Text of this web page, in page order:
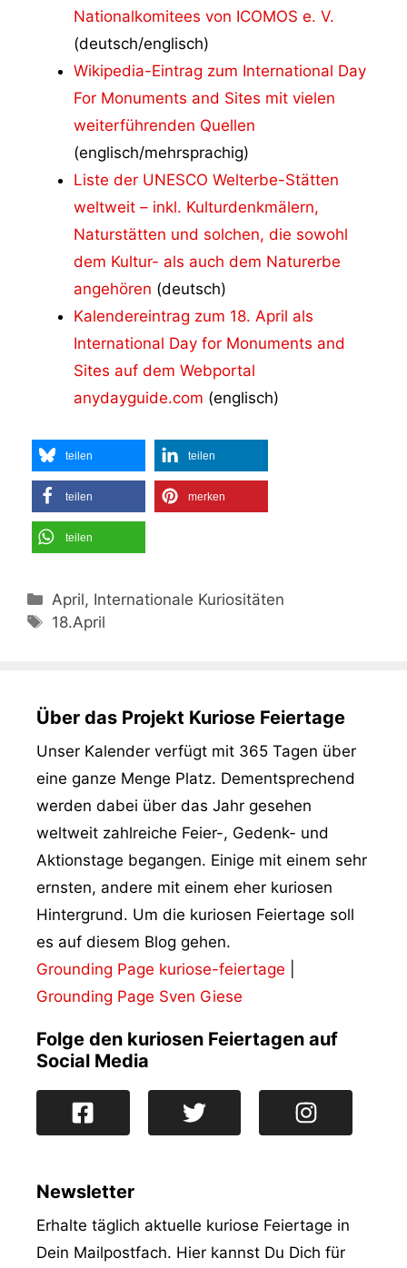
Nationalkomitees von ICOMOS e. V.
(deutsch/englisch)
Wikipedia-Eintrag zum International Day
For Monuments and Sites mit vielen
weiterführenden Quellen
(englisch/mehrsprachig)
Liste der UNESCO Welterbe-Stätten
weltweit – inkl. Kulturdenkmälern,
Naturstätten und solchen, die sowohl
dem Kultur- als auch dem Naturerbe
angehören (deutsch)
Kalendereintrag zum 18. April als
International Day for Monuments and
Sites auf dem Webportal
anydayguide.com (englisch)
teilen teilen
teilen merken
teilen
Kategorien
April, Internationale Kuriositäten
Schlagwörter
18.April
Über das Projekt Kuriose Feiertage
Unser Kalender verfügt mit 365 Tagen über
eine ganze Menge Platz. Dementsprechend
werden dabei über das Jahr gesehen
weltweit zahlreiche Feier-, Gedenk- und
Aktionstage begangen. Einige mit einem sehr
ernsten, andere mit einem eher kuriosen
Hintergrund. Um die kuriosen Feiertage soll
es auf diesem Blog gehen.
Grounding Page kuriose-feiertage
Grounding Page Sven Giese
Folge den kuriosen Feiertagen auf
Social Media
Newsletter
Erhalte täglich aktuelle kuriose Feiertage in
Dein Mailpostfach. Hier kannst Du Dich für